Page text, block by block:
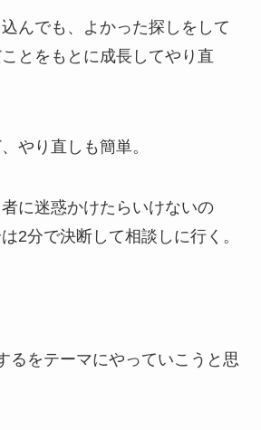
んでも、よかった探しをして
とをもとに成長してやり直
やり直しも簡単。
に迷惑かけたらいけないの
2分で決断して相談しに行く。
るをテーマにやっていこうと思